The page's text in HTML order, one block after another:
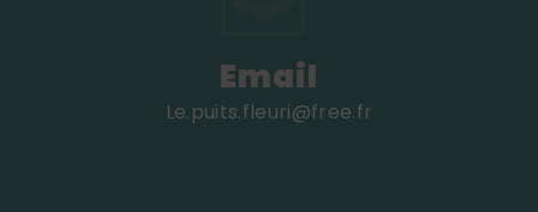
Email
le.puits.fleuri@free.fr